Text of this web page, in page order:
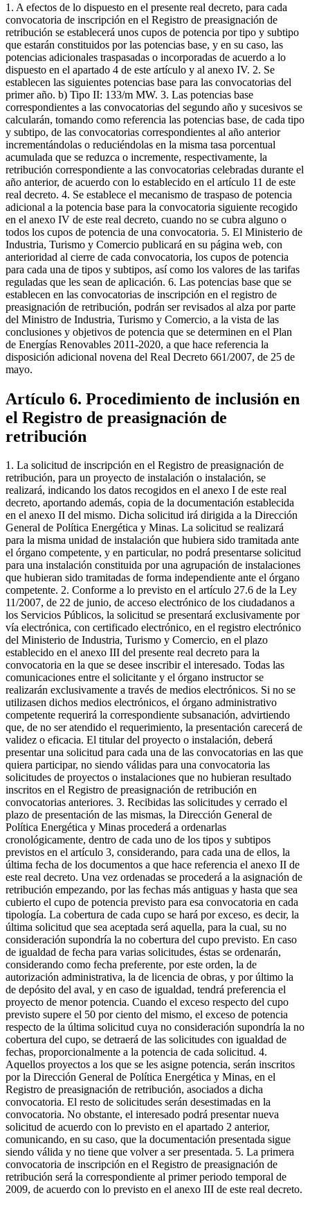
1. A efectos de lo dispuesto en el presente real decreto, para cada
convocatoria de inscripción en el Registro de preasignación de
retribución se establecerá unos cupos de potencia por tipo y subtipo
que estarán constituidos por las potencias base, y en su caso, las
potencias adicionales traspasadas o incorporadas de acuerdo a lo
dispuesto en el apartado 4 de este artículo y al anexo IV. 2. Se
establecen las siguientes potencias base para las convocatorias del
primer año. b) Tipo II: 133/m MW. 3. Las potencias base
correspondientes a las convocatorias del segundo año y sucesivos se
calcularán, tomando como referencia las potencias base, de cada tipo
y subtipo, de las convocatorias correspondientes al año anterior
incrementándolas o reduciéndolas en la misma tasa porcentual
acumulada que se reduzca o incremente, respectivamente, la
retribución correspondiente a las convocatorias celebradas durante el
año anterior, de acuerdo con lo establecido en el artículo 11 de este
real decreto. 4. Se establece el mecanismo de traspaso de potencia
adicional a la potencia base para la convocatoria siguiente recogido
en el anexo IV de este real decreto, cuando no se cubra alguno o
todos los cupos de potencia de una convocatoria. 5. El Ministerio de
Industria, Turismo y Comercio publicará en su página web, con
anterioridad al cierre de cada convocatoria, los cupos de potencia
para cada una de tipos y subtipos, así como los valores de las tarifas
reguladas que les sean de aplicación. 6. Las potencias base que se
establecen en las convocatorias de inscripción en el registro de
preasignación de retribución, podrán ser revisados al alza por parte
del Ministro de Industria, Turismo y Comercio, a la vista de las
conclusiones y objetivos de potencia que se determinen en el Plan
de Energías Renovables 2011-2020, a que hace referencia la
disposición adicional novena del Real Decreto 661/2007, de 25 de
mayo.
Artículo 6. Procedimiento de inclusión en
el Registro de preasignación de
retribución
1. La solicitud de inscripción en el Registro de preasignación de
retribución, para un proyecto de instalación o instalación, se
realizará, indicando los datos recogidos en el anexo I de este real
decreto, aportando además, copia de la documentación establecida
en el anexo II del mismo. Dicha solicitud irá dirigida a la Dirección
General de Política Energética y Minas. La solicitud se realizará
para la misma unidad de instalación que hubiera sido tramitada ante
el órgano competente, y en particular, no podrá presentarse solicitud
para una instalación constituida por una agrupación de instalaciones
que hubieran sido tramitadas de forma independiente ante el órgano
competente. 2. Conforme a lo previsto en el artículo 27.6 de la Ley
11/2007, de 22 de junio, de acceso electrónico de los ciudadanos a
los Servicios Públicos, la solicitud se presentará exclusivamente por
vía electrónica, con certificado electrónico, en el registro electrónico
del Ministerio de Industria, Turismo y Comercio, en el plazo
establecido en el anexo III del presente real decreto para la
convocatoria en la que se desee inscribir el interesado. Todas las
comunicaciones entre el solicitante y el órgano instructor se
realizarán exclusivamente a través de medios electrónicos. Si no se
utilizasen dichos medios electrónicos, el órgano administrativo
competente requerirá la correspondiente subsanación, advirtiendo
que, de no ser atendido el requerimiento, la presentación carecerá de
validez o eficacia. El titular del proyecto o instalación, deberá
presentar una solicitud para cada una de las convocatorias en las que
quiera participar, no siendo válidas para una convocatoria las
solicitudes de proyectos o instalaciones que no hubieran resultado
inscritos en el Registro de preasignación de retribución en
convocatorias anteriores. 3. Recibidas las solicitudes y cerrado el
plazo de presentación de las mismas, la Dirección General de
Política Energética y Minas procederá a ordenarlas
cronológicamente, dentro de cada uno de los tipos y subtipos
previstos en el artículo 3, considerando, para cada una de ellos, la
última fecha de los documentos a que hace referencia el anexo II de
este real decreto. Una vez ordenadas se procederá a la asignación de
retribución empezando, por las fechas más antiguas y hasta que sea
cubierto el cupo de potencia previsto para esa convocatoria en cada
tipología. La cobertura de cada cupo se hará por exceso, es decir, la
última solicitud que sea aceptada será aquella, para la cual, su no
consideración supondría la no cobertura del cupo previsto. En caso
de igualdad de fecha para varias solicitudes, éstas se ordenarán,
considerando como fecha preferente, por este orden, la de
autorización administrativa, la de licencia de obras, y por último la
de depósito del aval, y en caso de igualdad, tendrá preferencia el
proyecto de menor potencia. Cuando el exceso respecto del cupo
previsto supere el 50 por ciento del mismo, el exceso de potencia
respecto de la última solicitud cuya no consideración supondría la no
cobertura del cupo, se detraerá de las solicitudes con igualdad de
fechas, proporcionalmente a la potencia de cada solicitud. 4.
Aquellos proyectos a los que se les asigne potencia, serán inscritos
por la Dirección General de Política Energética y Minas, en el
Registro de preasignación de retribución, asociados a dicha
convocatoria. El resto de solicitudes serán desestimadas en la
convocatoria. No obstante, el interesado podrá presentar nueva
solicitud de acuerdo con lo previsto en el apartado 2 anterior,
comunicando, en su caso, que la documentación presentada sigue
siendo válida y no tiene que volver a ser presentada. 5. La primera
convocatoria de inscripción en el Registro de preasignación de
retribución será la correspondiente al primer periodo temporal de
2009, de acuerdo con lo previsto en el anexo III de este real decreto.